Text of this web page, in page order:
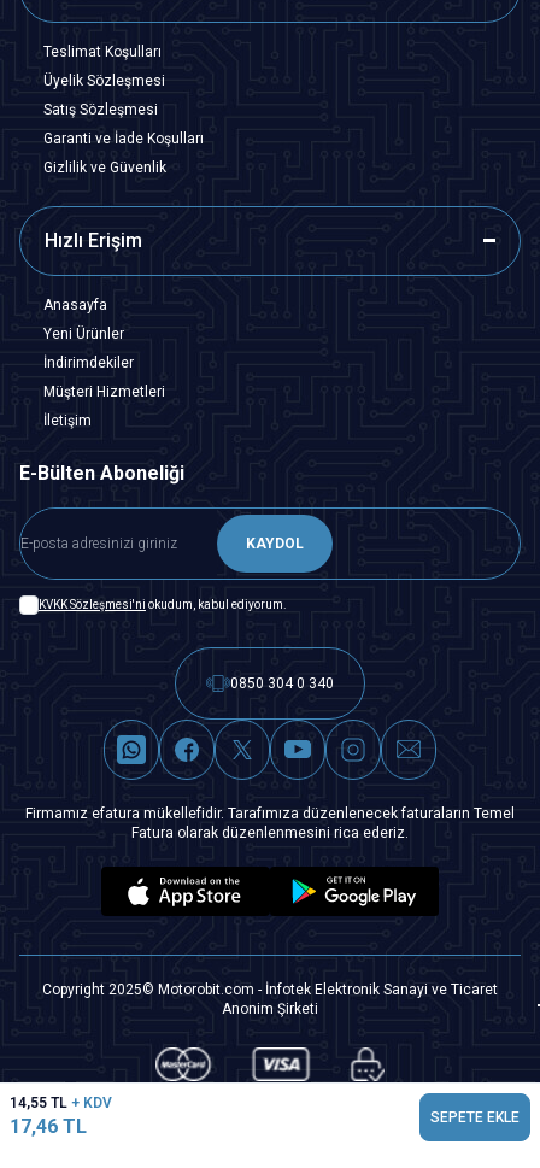
14,55 TL + KDV
17,46 TL SEPETE EKLE
Teslimat Koşulları
Üyelik Sözleşmesi
Satış Sözleşmesi
Garanti ve İade Koşulları
Gizlilik ve Güvenlik
Hızlı Erişim
Anasayfa
Yeni Ürünler
İndirimdekiler
Müşteri Hizmetleri
İletişim
E-Bülten Aboneliği
KAYDOL
KVKK Sözleşmesi'ni okudum, kabul ediyorum.
0850 304 0 340
Firmamız efatura mükellefidir. Tarafımıza düzenlenecek faturaların Temel
Fatura olarak düzenlenmesini rica ederiz.
Copyright 2025© Motorobit.com - İnfotek Elektronik Sanayi ve Ticaret
Anonim Şirketi